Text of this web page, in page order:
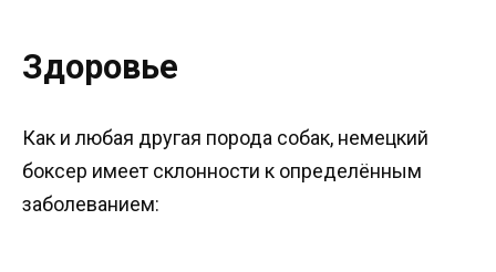
Здоровье
Как и любая другая порода собак, немецкий
боксер имеет склонности к определённым
заболеванием: